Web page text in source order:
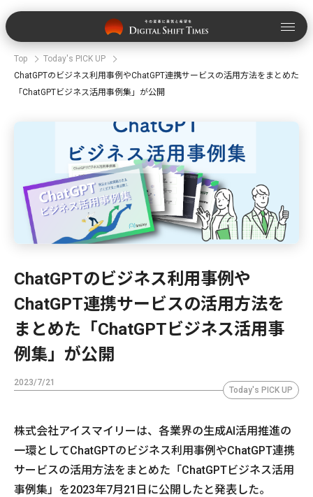
Top
Today's PICK UP
ChatGPTのビジネス利用事例やChatGPT連携サービスの活用方法をまとめた
「ChatGPTビジネス活用事例集」が公開
ChatGPTのビジネス利用事例や
ChatGPT連携サービスの活用方法を
まとめた「ChatGPTビジネス活用事
例集」が公開
2023/7/21
Today's PICK UP
株式会社アイスマイリーは、各業界の生成AI活用推進の
一環としてChatGPTのビジネス利用事例やChatGPT連携
サービスの活用方法をまとめた「ChatGPTビジネス活用
事例集」を2023年7月21日に公開したと発表した。